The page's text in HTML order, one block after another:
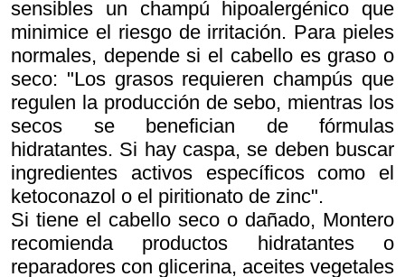
sensibles un champú hipoalergénico que
minimice el riesgo de irritación. Para pieles
normales, depende si el cabello es graso o
seco: "Los grasos requieren champús que
regulen la producción de sebo, mientras los
secos se benefician de fórmulas
hidratantes. Si hay caspa, se deben buscar
ingredientes activos específicos como el
ketoconazol o el piritionato de zinc".
Si tiene el cabello seco o dañado, Montero
recomienda productos hidratantes o
reparadores con glicerina, aceites vegetales